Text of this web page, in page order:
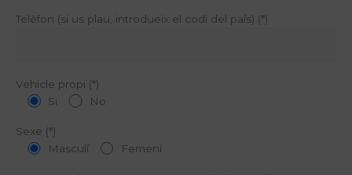
Telèfon (si us plau, introdueix el codi del país) (*)
Vehicle propi (*)
Si
No
Sexe (*)
Masculí
Femení